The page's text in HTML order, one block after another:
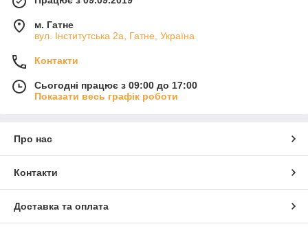
м. Гатне
вул. Інститутська 2а, Гатне, Україна
Контакти
Сьогодні працює з 09:00 до 17:00
Показати весь графік роботи
Про нас
Контакти
Доставка та оплата